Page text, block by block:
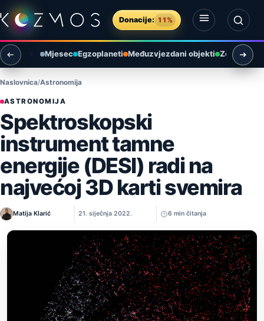
Preskoči na sadržaj
Donacije: 11%
Otvori izbornik
Otvori pretragu
Mjesec Egzoplaneti Međuzvjezdani objekti Zemlja i
Naslovnica Astronomija
ASTRONOMIJA
Spektroskopski
instrument tamne
energije (DESI) radi na
najvećoj 3D karti svemira
Matija Klarić 21. siječnja 2022. 6 min čitanja